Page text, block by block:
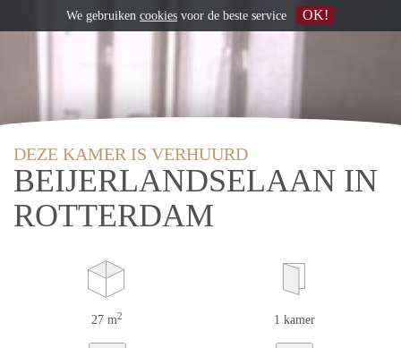
DEZE KAMER IS VERHUURD
BEIJERLANDSELAAN IN
ROTTERDAM
27 m2 1 kamer
We gebruiken cookies voor de beste service OK!